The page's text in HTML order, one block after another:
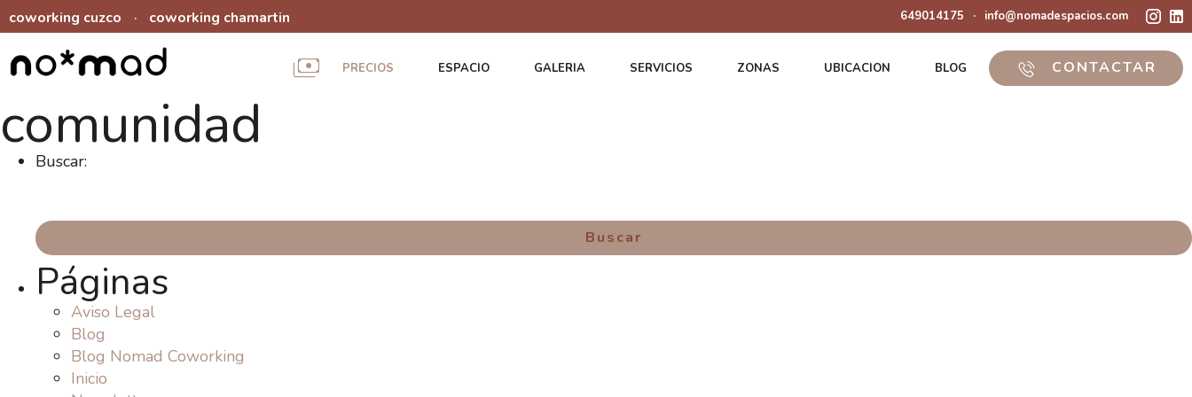
coworking cuzco · coworking chamartin 649014175 · info@nomadespacios.com
PRECIOS ESPACIO GALERIA SERVICIOS ZONAS UBICACION BLOG CONTACTAR
comunidad
Buscar:
Páginas
Aviso Legal
Blog
Blog Nomad Coworking
Inicio